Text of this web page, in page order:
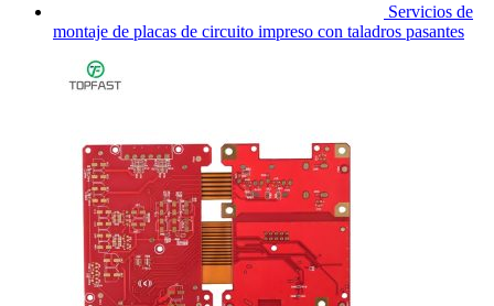
Servicios de
montaje de placas de circuito impreso con taladros pasantes